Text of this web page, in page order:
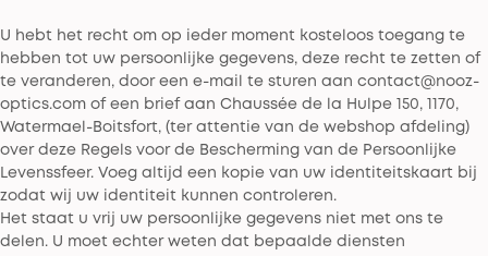
U hebt het recht om op ieder moment kosteloos toegang te
hebben tot uw persoonlijke gegevens, deze recht te zetten of
te veranderen, door een e-mail te sturen aan contact@nooz-
optics.com of een brief aan Chaussée de la Hulpe 150, 1170,
Watermael-Boitsfort, (ter attentie van de webshop afdeling)
over deze Regels voor de Bescherming van de Persoonlijke
Levenssfeer. Voeg altijd een kopie van uw identiteitskaart bij
zodat wij uw identiteit kunnen controleren.
Het staat u vrij uw persoonlijke gegevens niet met ons te
delen. U moet echter weten dat bepaalde diensten